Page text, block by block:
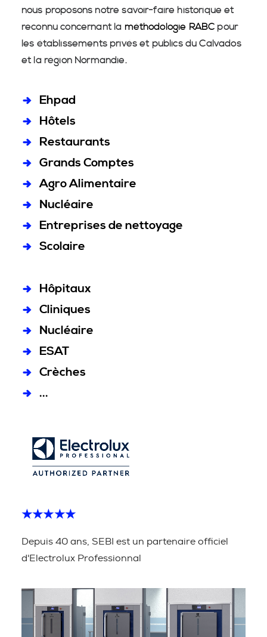
nous proposons notre savoir-faire historique et
reconnu concernant la méthodologie RABC pour
les établissements privés et publics du Calvados
et la région Normandie.
Ehpad
Hôtels
Restaurants
Grands Comptes
Agro Alimentaire
Nucléaire
Entreprises de nettoyage
Scolaire
Hôpitaux
Cliniques
Nucléaire
ESAT
Crèches
...
★★★★★
Depuis 40 ans, SEBI est un partenaire officiel
d'Electrolux Professionnal